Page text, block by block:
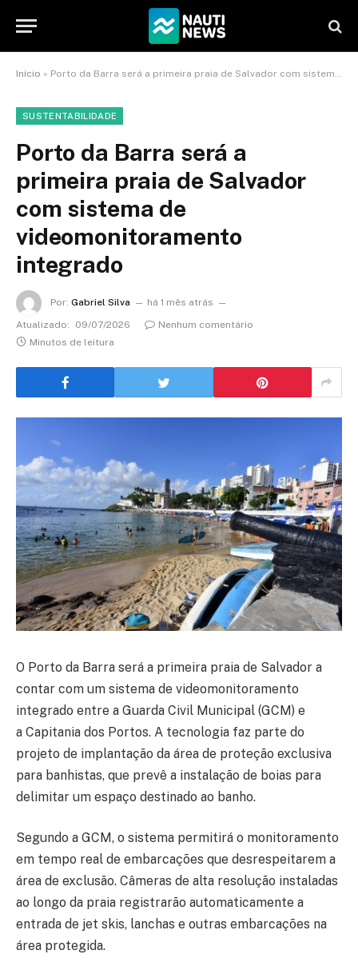
Início » Porto da Barra será a primeira praia de Salvador com sistema de videomonitoramento integrado
SUSTENTABILIDADE
Porto da Barra será a
primeira praia de Salvador
com sistema de
videomonitoramento
integrado
Por: Gabriel Silva
há 1 mês atrás
Atualizado:
09/07/2026
Nenhum comentário
Minutos de leitura
O Porto da Barra será a primeira praia de Salvador a
contar com um sistema de videomonitoramento
integrado entre a Guarda Civil Municipal (GCM) e
a Capitania dos Portos. A tecnologia faz parte do
projeto de implantação da área de proteção exclusiva
para banhistas, que prevê a instalação de boias para
delimitar um espaço destinado ao banho.
Segundo a GCM, o sistema permitirá o monitoramento
em tempo real de embarcações que desrespeitarem a
área de exclusão. Câmeras de alta resolução instaladas
ao longo da praia registrarão automaticamente a
entrada de jet skis, lanchas e outras embarcações na
área protegida.